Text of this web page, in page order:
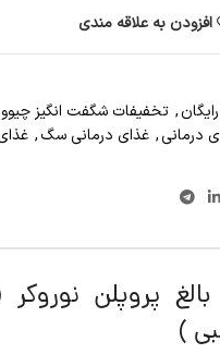
افزودن به علاقه مندی
, تخفیفات شگفت انگیز چیوو
درمانی, غذای درمانی سگ,
پروپلن نوروکر
)